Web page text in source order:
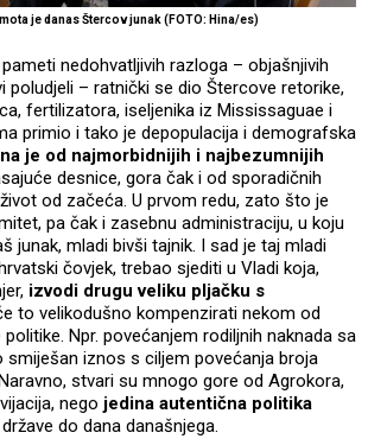
je danas Štercov junak (FOTO: Hina/es)
nedohvatljivih razloga – objašnjivih
poludjeli – ratnički se dio Štercove retorike,
fertilizatora, iseljenika iz Mississaguae i
primio i tako je depopulacija i demografska
je od najmorbidnijih i najbezumnijih
desnice, gora čak i od sporadičnih
od začeća. U prvom redu, zato što je
pa čak i zasebnu administraciju, u koju
junak, mladi bivši tajnik. I sad je taj mladi
čovjek, trebao sjediti u Vladi koja,
izvodi drugu veliku pljačku s
to velikodušno kompenzirati nekom od
Npr. povećanjem rodiljnih naknada sa
smiješan iznos s ciljem povećanja broja
stvari su mnogo gore od Agrokora,
nego jedina autentična politika
do dana današnjega.